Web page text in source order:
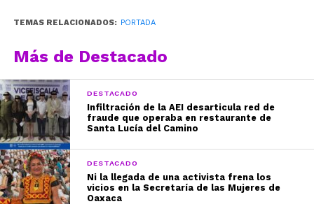
TEMAS RELACIONADOS: PORTADA
Más de Destacado
DESTACADO
Infiltración de la AEI desarticula red de
fraude que operaba en restaurante de
Santa Lucía del Camino
DESTACADO
Ni la llegada de una activista frena los
vicios en la Secretaría de las Mujeres de
Oaxaca